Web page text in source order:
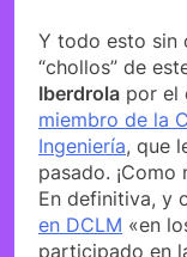
Y todo esto sin
“chollos” de
Iberdrola por el
miembro de la
Ingeniería, que
pasado.
En definitiva, y
en DCLM «en
participado en